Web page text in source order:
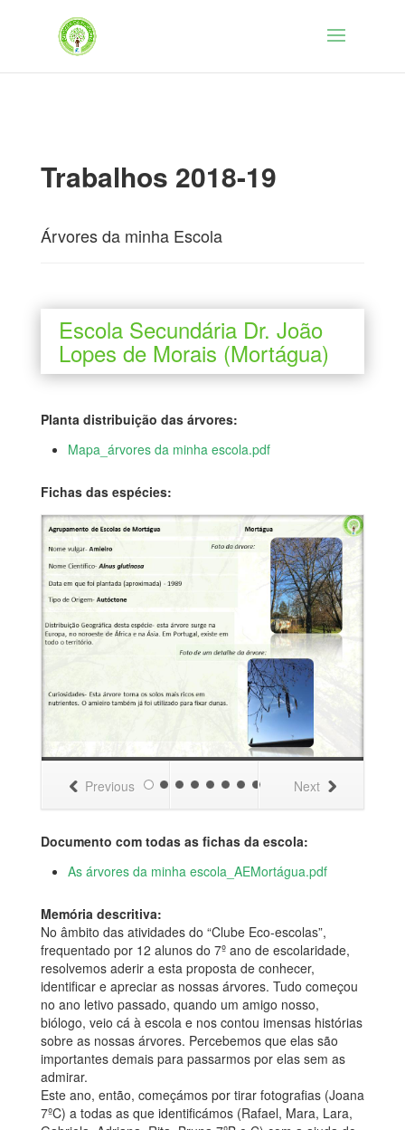
Trabalhos 2018-19
Árvores da minha Escola
Escola Secundária Dr. João
Lopes de Morais (Mortágua)
Planta distribuição das árvores:
Mapa_árvores da minha escola.pdf
Fichas das espécies:
Next
Previous
Documento com todas as fichas da escola:
As árvores da minha escola_AEMortágua.pdf
Memória descritiva:
No âmbito das atividades do “Clube Eco-escolas”,
frequentado por 12 alunos do 7º ano de escolaridade,
resolvemos aderir a esta proposta de conhecer,
identificar e apreciar as nossas árvores. Tudo começou
no ano letivo passado, quando um amigo nosso,
biólogo, veio cá à escola e nos contou imensas histórias
sobre as nossas árvores. Percebemos que elas são
importantes demais para passarmos por elas sem as
admirar.
Este ano, então, começámos por tirar fotografias (Joana
7ºC) a todas as que identificámos (Rafael, Mara, Lara,